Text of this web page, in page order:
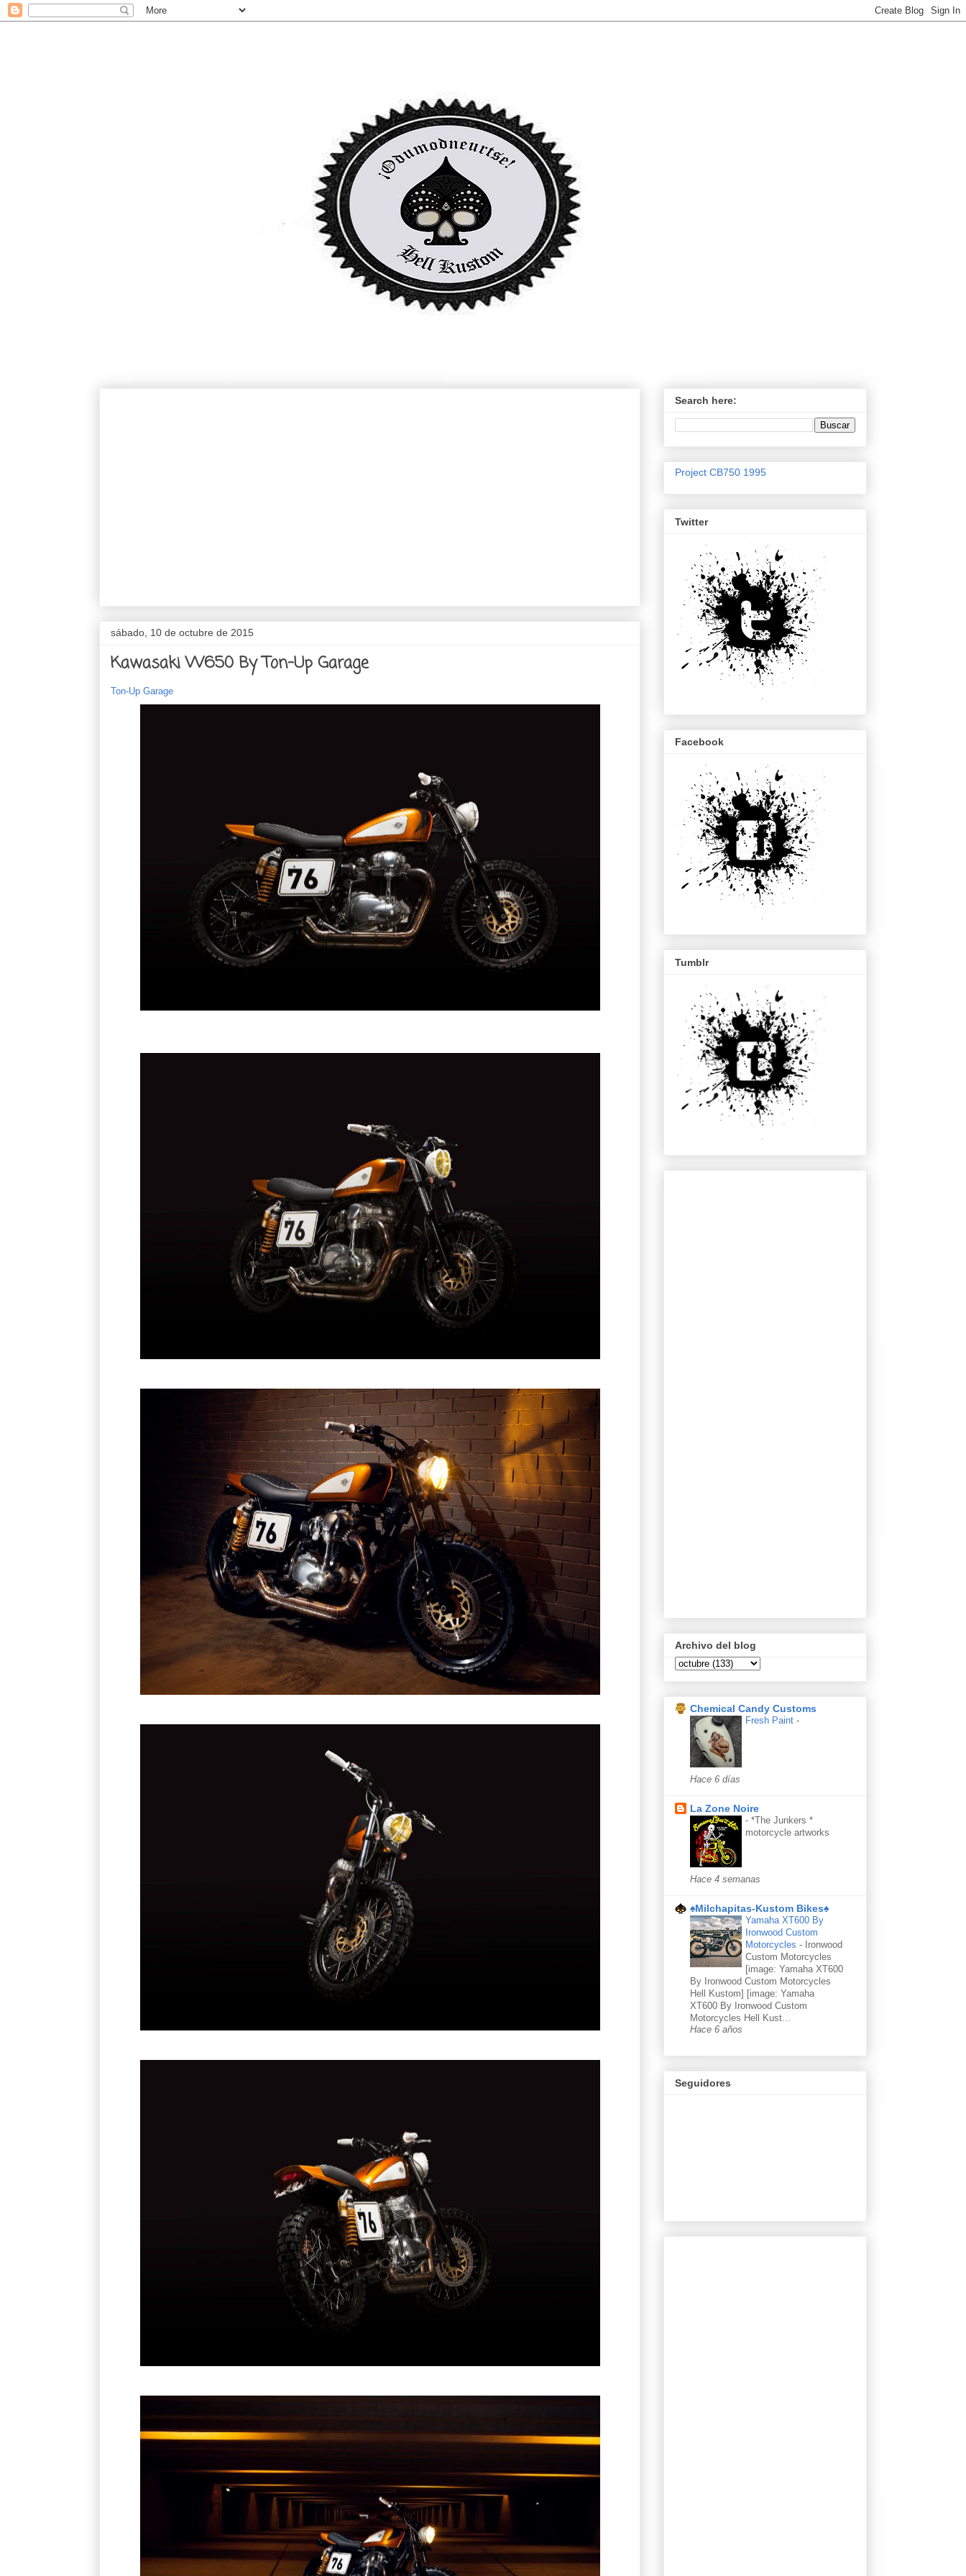
sábado, 10 de octubre de 2015
Kawasaki W650 By Ton-Up Garage
Ton-Up Garage
Search here:
Project CB750 1995
Twitter
Facebook
Tumblr
Archivo del blog
Chemical Candy Customs
Fresh Paint -
Hace 6 días
La Zone Noire
- *The Junkers *
motorcycle artworks
Hace 4 semanas
♠Milchapitas-Kustom Bikes♠
Yamaha XT600 By
Ironwood Custom
Motorcycles - Ironwood
Custom Motorcycles
[image: Yamaha XT600
By Ironwood Custom Motorcycles
Hell Kustom] [image: Yamaha
XT600 By Ironwood Custom
Motorcycles Hell Kust...
Hace 6 años
Seguidores